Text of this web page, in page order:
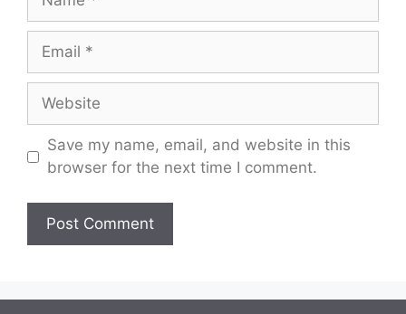
Email
Website
Save my name, email, and website in this
browser for the next time I comment.